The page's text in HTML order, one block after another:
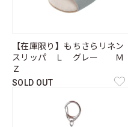
【在庫限り】もちさらリネン
スリッパ Ｌ グレー Ｍ
Ｚ
SOLD OUT